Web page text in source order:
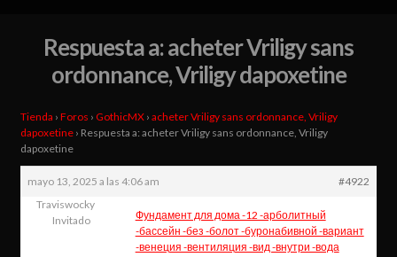
Respuesta a: acheter Vriligy sans
ordonnance, Vriligy dapoxetine
Tienda › Foros › GothicMX › acheter Vriligy sans ordonnance, Vriligy
dapoxetine › Respuesta a: acheter Vriligy sans ordonnance, Vriligy
dapoxetine
mayo 13, 2025 a las 4:06 am
#4922
Traviswocky
Invitado
Фундамент для дома -12 -арболитный
-бассейн -без -болот -буронабивной -вариант
-венеция -вентиляция -вид -внутри -вода